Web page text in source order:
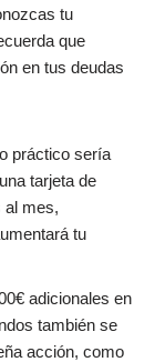
tu
que
en tus deudas
práctico sería
tarjeta de
al mes,
tu
adicionales en
también se
acción, como